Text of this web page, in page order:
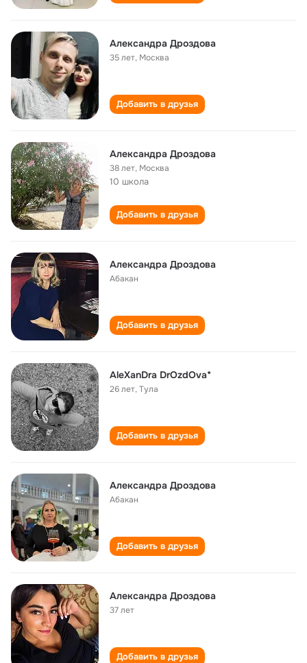
Александра Дроздова
35 лет, Москва
Добавить в друзья
Александра Дроздова
38 лет, Москва
10 школа
Добавить в друзья
Александра Дроздова
Абакан
Добавить в друзья
AleXanDra DrOzdOva*
26 лет,Тула
Добавить в друзья
Александра Дроздова
Абакан
Добавить в друзья
Александра Дроздова
37 лет
Добавить в друзья